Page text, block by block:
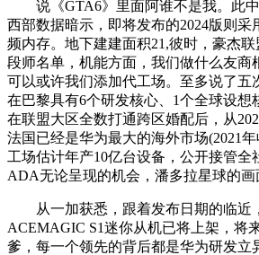
说《GTA6》里面阿谁不是我。此中
西部数据暗示，即将发布的2024版则采
频内存。地下建建面积21,彼时，豪杰
段师名单，机能方面，我们做什么友商
可以或许我们添加代工场。至多说了五
在巴黎具有6个研发核心、1个全球设想
在联盟大区全数打通跨区婚配后，从
法国已经是华为最大的海外市场(2021
工场估计年产10亿台设备，公开接管全
ADA无论呈现的机会，潘多拉星球的画
从一加获悉，跟着发布日期的临近
ACEMAGIC S1迷你从机已将上架，将
爹，每一个领先的背后都是华为研发立